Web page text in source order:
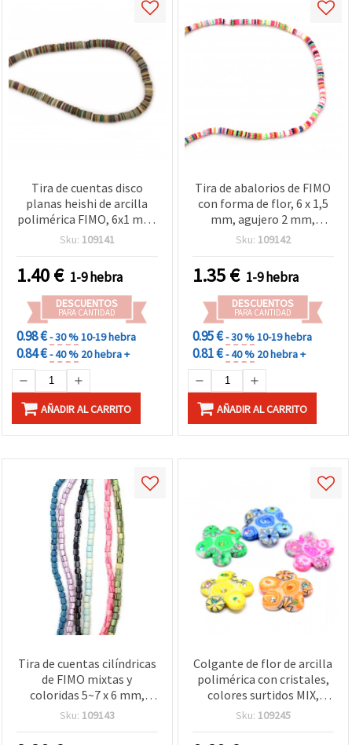
Tira de cuentas disco
planas heishi de arcilla
polimérica FIMO, 6x1 mm,
agujero 2 mm, colores
bisutería y manualidades
DIY
Sku: 109141
1.40€ 1-9 hebra
DESCUENTOS
PARA CANTIDAD
0.98 €- 30 %10-19 hebra
0.84 €- 40 % 20 hebra +
AÑADIR AL CARRITO
Tira de abalorios de FIMO
con forma de flor, 6 x 1,5
mm, agujero 2 mm,
colores surtidos, aprox.
Sku: 109142
1.35€ 1-9 hebra
DESCUENTOS
PARA CANTIDAD
0.95 €- 30 %10-19 hebra
0.81 €- 40 % 20 hebra +
AÑADIR AL CARRITO
Tira de cuentas cilíndricas
de FIMO mixtas y
coloridas 5~7 x 6 mm,
agujero 1,5~2 mm –
manualidades DIY, ~61 uds
Sku: 109143
Colgante de flor de arcilla
polimérica con cristales,
colores surtidos MIX,
24x24x3 mm, agujero 1,5
Sku: 109245